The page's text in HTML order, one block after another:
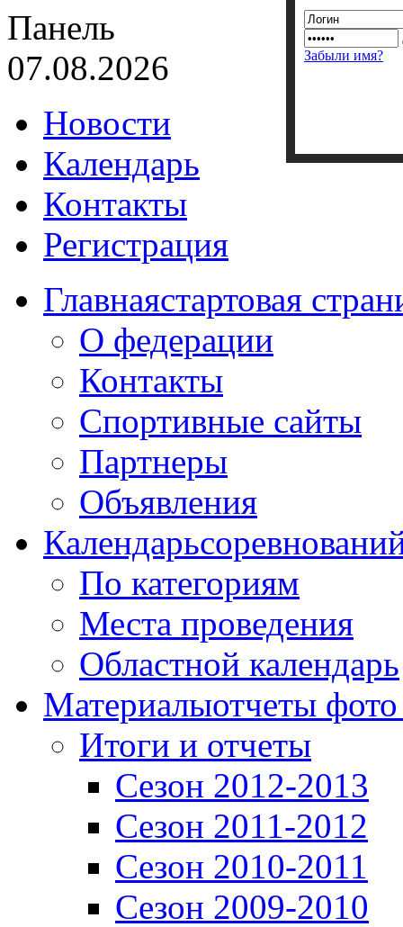
Забыли имя?
Панель
07.08.2026
Новости
Календарь
Контакты
Регистрация
Главнаястартовая
О федерации
Контакты
Спортивные сайты
Партнеры
Объявления
Календарь
По категориям
Места проведения
Областной календарь
Материалыотчеты
Итоги и отчеты
Сезон 2012-2013
Сезон 2011-2012
Сезон 2010-2011
Сезон 2009-2010